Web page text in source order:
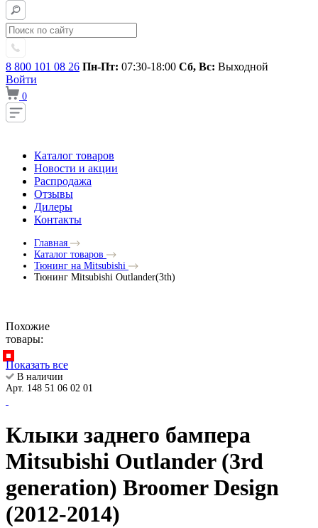
8 800 101 08 26 Пн-Пт: 07:30-18:00 Сб, Вс: Выходной
Войти
0
Каталог товаров
Новости и акции
Распродажа
Отзывы
Дилеры
Контакты
Главная
Каталог товаров
Тюнинг на Mitsubishi
Тюнинг Mitsubishi Outlander(3th)
Похожие
товары:
Показать все
В наличии
Арт. 148 51 06 02 01
Клыки заднего бампера
Mitsubishi Outlander (3rd
generation) Broomer Design
(2012-2014)